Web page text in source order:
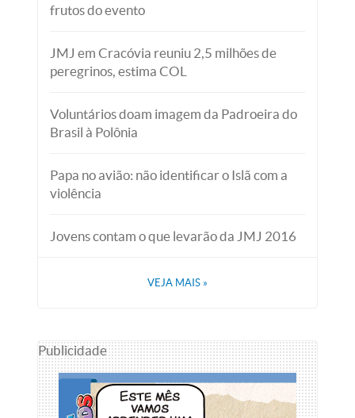
frutos do evento
JMJ em Cracóvia reuniu 2,5 milhões de
peregrinos, estima COL
Voluntários doam imagem da Padroeira do
Brasil à Polônia
Papa no avião: não identificar o Islã com a
violência
Jovens contam o que levarão da JMJ 2016
VEJA MAIS »
Publicidade